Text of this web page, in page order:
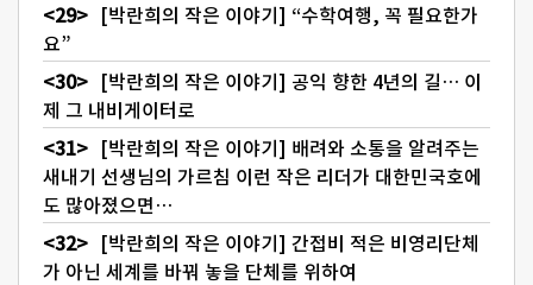
[박란희의 작은 이야기] “수학여행, 꼭 필요한가
요”
[박란희의 작은 이야기] 공익 향한 4년의 길… 이
제 그 내비게이터로
[박란희의 작은 이야기] 배려와 소통을 알려주는
새내기 선생님의 가르침 이런 작은 리더가 대한민국호에
도 많아졌으면…
[박란희의 작은 이야기] 간접비 적은 비영리단체
가 아닌 세계를 바꿔 놓을 단체를 위하여